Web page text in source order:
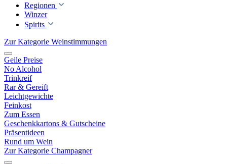
Regionen
Winzer
Spirits
Zur Kategorie Weinstimmungen
Geile Preise
No Alcohol
Trinkreif
Rar & Gereift
Leichtgewichte
Feinkost
Zum Essen
Geschenkkartons & Gutscheine
Präsentideen
Rund um Wein
Zur Kategorie Champagner